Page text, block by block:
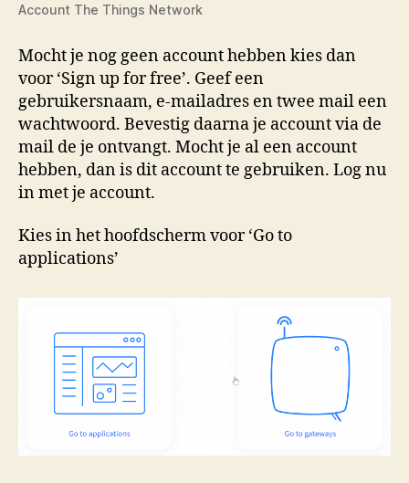
Account The Things Network
Mocht je nog geen account hebben kies dan
voor ‘Sign up for free’. Geef een
gebruikersnaam, e-mailadres en twee mail een
wachtwoord. Bevestig daarna je account via de
mail de je ontvangt. Mocht je al een account
hebben, dan is dit account te gebruiken. Log nu
in met je account.
Kies in het hoofdscherm voor ‘Go to
applications’